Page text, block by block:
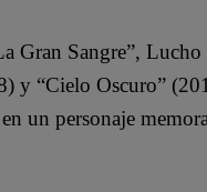
Gran Sangre”,
y “Cielo Oscuro”
un personaje